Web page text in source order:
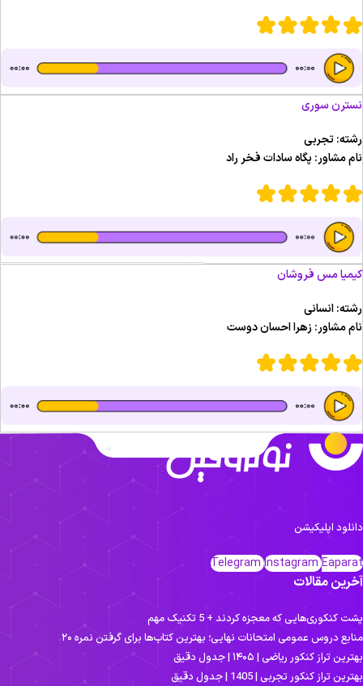
سوری
تجربی
مشاور: پگاه سادات فخر راد
مس فروشان
انسانی
مشاور: زهرا احسان دوست
اپلیکیشن
TelegramInstagram
مقالات
کنکوری‌هایی که معجزه کردند + 5 تکنیک مهم
دروس عمومی امتحانات نهایی؛ بهترین کتاب‌ها برای گرفتن نمره ۲۰
تراز کنکور ریاضی | ۱۴۰۵ | جدول دقیق
تراز کنکور تجربی | 1405 | جدول دقیق